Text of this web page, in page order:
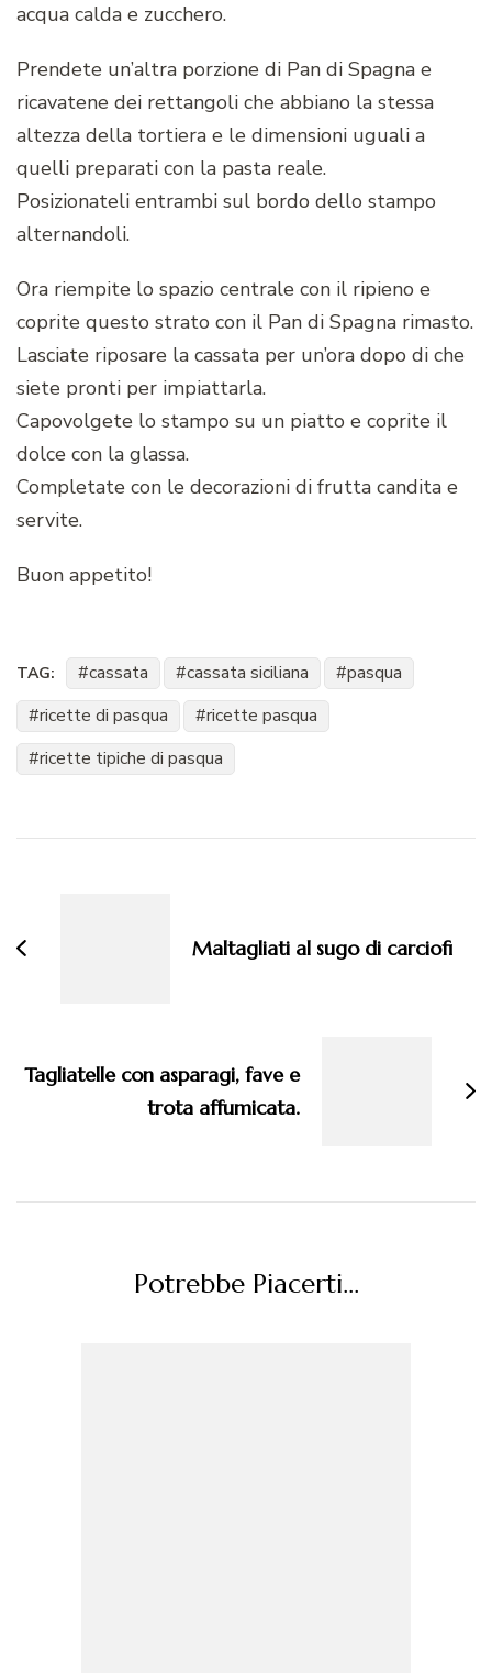
acqua calda e zucchero.
Prendete un’altra porzione di Pan di Spagna e
ricavatene dei rettangoli che abbiano la stessa
altezza della tortiera e le dimensioni uguali a
quelli preparati con la pasta reale.
Posizionateli entrambi sul bordo dello stampo
alternandoli.
Ora riempite lo spazio centrale con il ripieno e
coprite questo strato con il Pan di Spagna rimasto.
Lasciate riposare la cassata per un’ora dopo di che
siete pronti per impiattarla.
Capovolgete lo stampo su un piatto e coprite il
dolce con la glassa.
Completate con le decorazioni di frutta candita e
servite.
Buon appetito!
TAG: cassata cassata siciliana
pasqua
ricette di pasqua
ricette pasqua
ricette tipiche di pasqua
Maltagliati al sugo di carciofi
Tagliatelle con asparagi, fave e
trota affumicata.
Potrebbe Piacerti...